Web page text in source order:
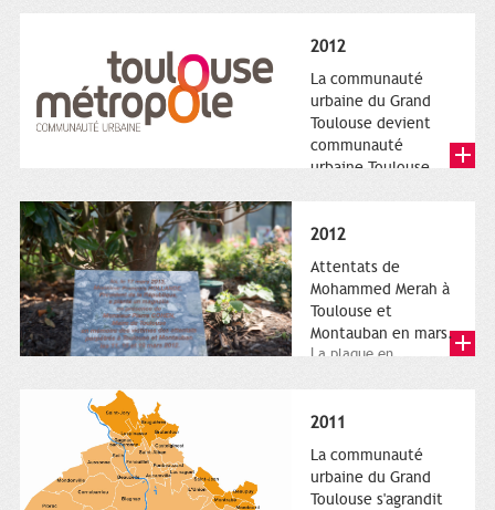
2012
La communauté
urbaine du Grand
Toulouse devient
communauté
urbaine Toulouse
Métropole,
représentant l'anneau
de Moëbius.
2012
Attentats de
Mohammed Merah à
Toulouse et
Montauban en mars.
La plaque en
Charles-de-Gaulle.
2011
La communauté
urbaine du Grand
Toulouse s'agrandit